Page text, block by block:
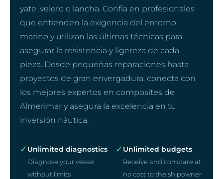
yate, velero o lancha. Confía en profesionales
que entienden la exigencia del entorno
marino y utilizan las últimas técnicas para
asegurar la resistencia y ligereza de cada
pieza. Desde pequeñas reparaciones hasta
proyectos de gran envergadura, conecta con
los mejores expertos en composites de
Almerimar y asegura la excelencia en tu
inversión náutica.
✓ Unlimited diagnostics
Diagnose your vessel
without limits
✓ Unlimited budgets
Receive and compare at
no cost to the shipowner